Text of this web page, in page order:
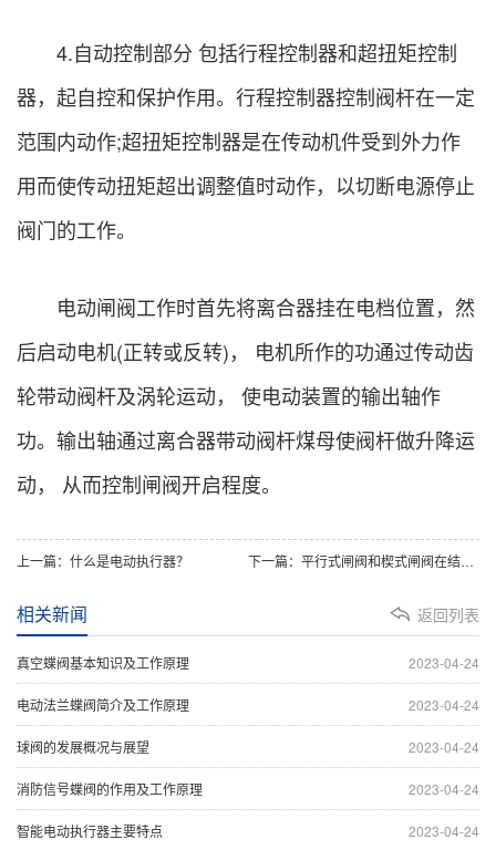
4.自动控制部分 包括行程控制器和超扭矩控制
器，起自控和保护作用。行程控制器控制阀杆在一定
范围内动作;超扭矩控制器是在传动机件受到外力作
用而使传动扭矩超出调整值时动作，以切断电源停止
阀门的工作。
电动闸阀工作时首先将离合器挂在电档位置，然
后启动电机(正转或反转)， 电机所作的功通过传动齿
轮带动阀杆及涡轮运动， 使电动装置的输出轴作
功。输出轴通过离合器带动阀杆煤母使阀杆做升降运
动， 从而控制闸阀开启程度。
上一篇：什么是电动执行器？ 下一篇：平行式闸阀和楔式闸阀在结构上有什么不同？
返回列表
相关新闻
2023-04-24
真空蝶阀基本知识及工作原理
2023-04-24
电动法兰蝶阀简介及工作原理
2023-04-24
球阀的发展概况与展望
2023-04-24
消防信号蝶阀的作用及工作原理
2023-04-24
智能电动执行器主要特点